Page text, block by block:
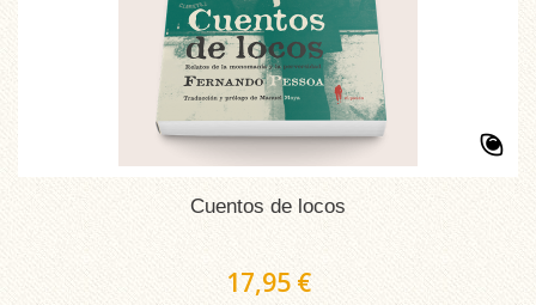
Cuentos de locos
17,95 €